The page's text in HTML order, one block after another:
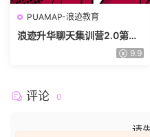
PUAMAP-浪迹教育
浪迹升华聊天集训营2.0第二
9.9
评论 0
请